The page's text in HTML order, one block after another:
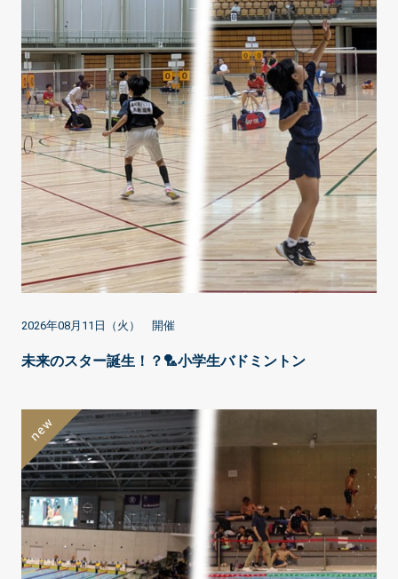
2026年08月11日（火） 開催
未来のスター誕生！？🏸小学生バドミントン